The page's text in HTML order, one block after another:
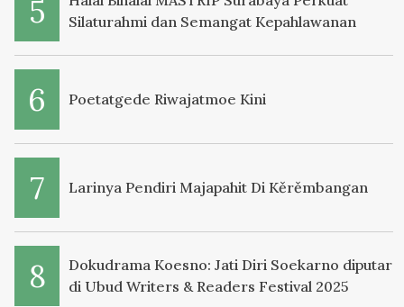
Silaturahmi dan Semangat Kepahlawanan
Poetatgede Riwajatmoe Kini
Larinya Pendiri Majapahit Di Kěrěmbangan
Dokudrama Koesno: Jati Diri Soekarno diputar
di Ubud Writers & Readers Festival 2025